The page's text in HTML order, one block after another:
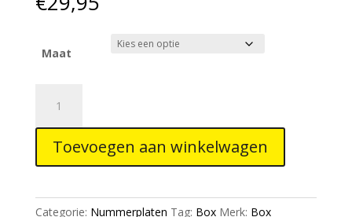
Maat
number
plate
Chrome
aantal
Toevoegen aan winkelwagen
Categorie: Nummerplaten Tag: Box Merk: Box